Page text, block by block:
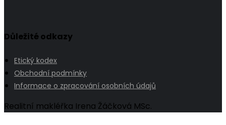
Důležité odkazy
Etický kodex
Obchodní podmínky
Informace o zpracování osobních údajů
Realitní makléřka Irena Žáčková MSc.